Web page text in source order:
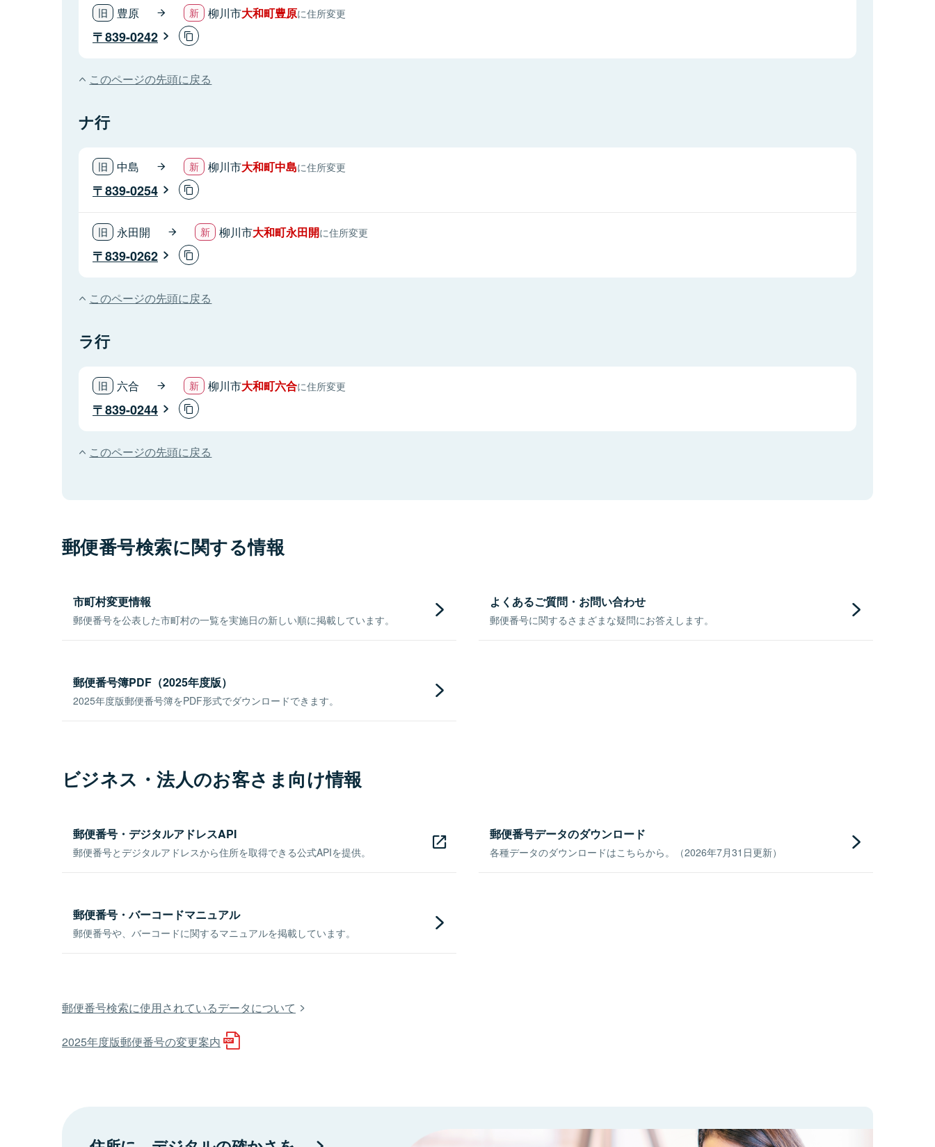
豊原 柳川市大和町豊原に住所変更
839-0242
このページの先頭に戻る
ナ行
中島 柳川市大和町中島に住所変更
839-0254
永田開 柳川市大和町永田開に住所変更
839-0262
このページの先頭に戻る
ラ行
六合 柳川市大和町六合に住所変更
839-0244
このページの先頭に戻る
郵便番号検索に関する情報
市町村変更情報
郵便番号を公表した市町村の一覧を実施日の新しい順に掲載しています。
よくあるご質問・お問い合わせ
郵便番号に関するさまざまな疑問にお答えします。
郵便番号簿PDF（2025年度版）
2025年度版郵便番号簿をPDF形式でダウンロードできます。
ビジネス・法人のお客さま向け情報
郵便番号・デジタルアドレスAPI
郵便番号とデジタルアドレスから住所を取得できる公式APIを提供。
郵便番号データのダウンロード
各種データのダウンロードはこちらから。（2026年7月31日更新）
郵便番号・バーコードマニュアル
郵便番号や、バーコードに関するマニュアルを掲載しています。
郵便番号検索に使用されているデータについて
2025年度版郵便番号の変更案内